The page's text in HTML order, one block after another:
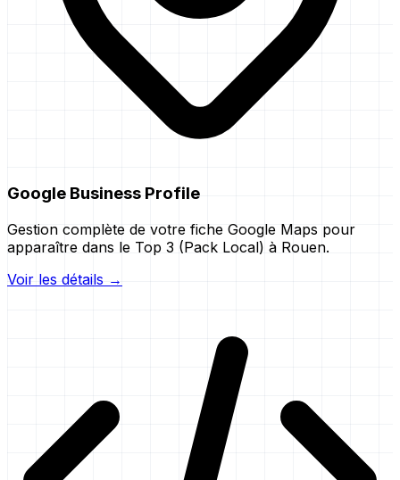
Google Business Profile
Gestion complète de votre fiche Google Maps pour
apparaître dans le Top 3 (Pack Local) à Rouen.
Voir les détails →